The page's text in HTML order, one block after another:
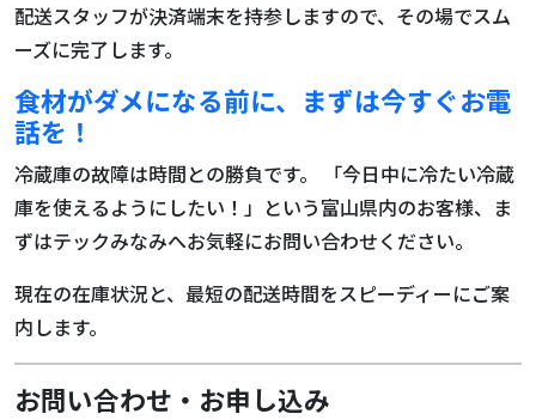
配送スタッフが決済端末を持参しますので、その場でスム
ーズに完了します。
食材がダメになる前に、まずは今すぐお電
話を！
冷蔵庫の故障は時間との勝負です。 「今日中に冷たい冷蔵
庫を使えるようにしたい！」という富山県内のお客様、ま
ずはテックみなみへお気軽にお問い合わせください。
現在の在庫状況と、最短の配送時間をスピーディーにご案
内します。
お問い合わせ・お申し込み